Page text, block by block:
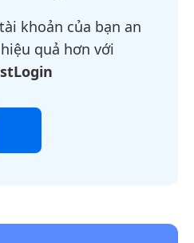
khoản của bạn an
quả hơn với